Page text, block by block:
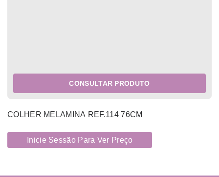
CONSULTAR PRODUTO
COLHER MELAMINA REF.114 76CM
Inicie Sessão Para Ver Preço